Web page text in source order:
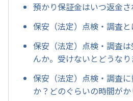
預かり保証金はいつ返金さ
保安（法定）点検・調査と
保安（法定）点検・調査
んか。受けないとどうなり
保安（法定）点検・調査
か？どのぐらいの時間がか